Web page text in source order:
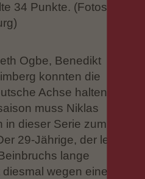
34 Punkte. (Fotos:
Ogbe, Benedikt
konnten die
Achse halten.
muss Niklas
in dieser Serie zum
29-Jährige, der letzte
lange
wegen einer